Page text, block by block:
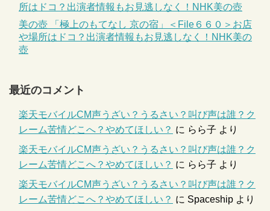
所はドコ？出演者情報もお見逃しなく！NHK美の壺
美の壺 「極上のもてなし 京の宿」＜File６６０＞お店
や場所はドコ？出演者情報もお見逃しなく！NHK美の
壺
最近のコメント
楽天モバイルCM声うざい？うるさい？叫び声は誰？ク
レーム苦情どこへ？やめてほしい？ に らら子 より
楽天モバイルCM声うざい？うるさい？叫び声は誰？ク
レーム苦情どこへ？やめてほしい？ に らら子 より
楽天モバイルCM声うざい？うるさい？叫び声は誰？ク
レーム苦情どこへ？やめてほしい？ に Spaceship より